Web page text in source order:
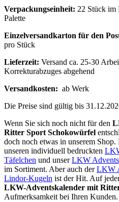
Verpackungseinheit: 22 Stück im
Palette
Einzelversandkarton für den
pro Stück
Lieferzeit: Versand ca. 25-30
Korrekturabzuges abgehend
Versandkosten: ab Werk
Die Preise sind gültig bis
Wenn Sie sich noch nicht für den
Ritter Sport Schokowürfel
doch noch etwas in unserem
unseren individuell bedruckten
Täfelchen und unserLKW
im Sortiment. Aber auch derLKW
Lindor-Kugeln ist der Hit. Auf
LKW-Adventskalender mit
Aufmerksamkeit bei Ihren Kunden.